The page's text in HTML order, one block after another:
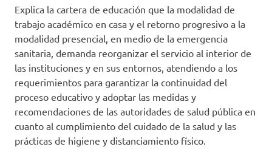
Explica la cartera de educación que la modalidad de
trabajo académico en casa y el retorno progresivo a la
modalidad presencial, en medio de la emergencia
sanitaria, demanda reorganizar el servicio al interior de
las instituciones y en sus entornos, atendiendo a los
requerimientos para garantizar la continuidad del
proceso educativo y adoptar las medidas y
recomendaciones de las autoridades de salud pública en
cuanto al cumplimiento del cuidado de la salud y las
prácticas de higiene y distanciamiento físico.